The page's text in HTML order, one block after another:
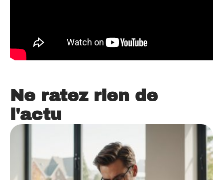
Ne ratez rien de
l'actu